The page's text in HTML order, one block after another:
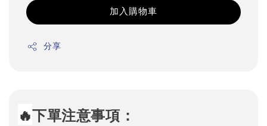
加入購物車
分享
🔥下單注意事項：